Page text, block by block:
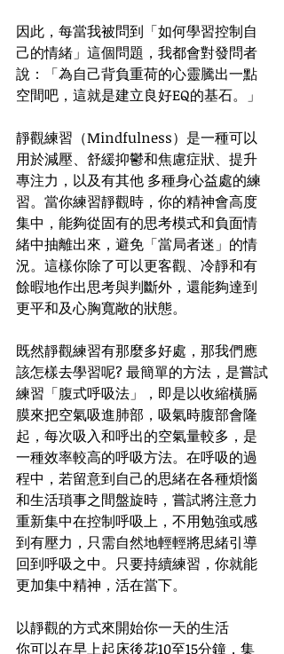
因此，每當我被問到「如何學習控制自
己的情緒」這個問題，我都會對發問者
說：「為自己背負重荷的心靈騰出一點
空間吧，這就是建立良好EQ的基石。」
靜觀練習（Mindfulness）是一種可以
用於減壓、舒緩抑鬱和焦慮症狀、提升
專注力，以及有其他 多種身心益處的練
習。當你練習靜觀時，你的精神會高度
集中，能夠從固有的思考模式和負面情
緒中抽離出來，避免「當局者迷」的情
況。這樣你除了可以更客觀、冷靜和有
餘暇地作出思考與判斷外，還能夠達到
更平和及心胸寬敞的狀態。
既然靜觀練習有那麼多好處，那我們應
該怎樣去學習呢? 最簡單的方法，是嘗試
練習「腹式呼吸法」，即是以收縮橫膈
膜來把空氣吸進肺部，吸氣時腹部會隆
起，每次吸入和呼出的空氣量較多，是
一種效率較高的呼吸方法。在呼吸的過
程中，若留意到自己的思緒在各種煩惱
和生活瑣事之間盤旋時，嘗試將注意力
重新集中在控制呼吸上，不用勉強或感
到有壓力，只需自然地輕輕將思緒引導
回到呼吸之中。只要持續練習，你就能
更加集中精神，活在當下。
以靜觀的方式來開始你一天的生活
你可以在早上起床後花10至15分鐘，集